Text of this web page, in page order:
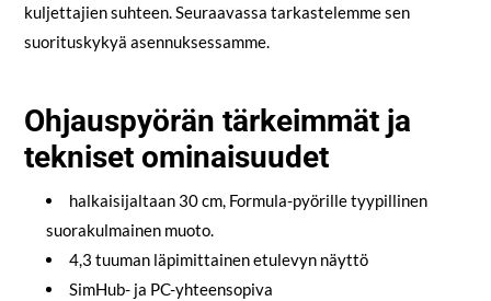
kuljettajien suhteen. Seuraavassa tarkastelemme sen
suorituskykyä asennuksessamme.
Ohjauspyörän tärkeimmät ja
tekniset ominaisuudet
halkaisijaltaan 30 cm, Formula-pyörille tyypillinen
suorakulmainen muoto.
4,3 tuuman läpimittainen etulevyn näyttö
SimHub- ja PC-yhteensopiva